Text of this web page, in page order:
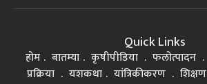
Quick Links
होम बातम्या कृषीपीडिया फलोत्पादन
प्रक्रिया
यशकथा यांत्रिकीकरण शिक्षण